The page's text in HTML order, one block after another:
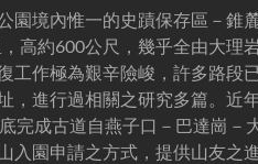
園境內惟一的史蹟保存區－錐
高約600公尺，幾乎全由大理
工作極為艱辛險峻，許多路段
，進行過相關之研究多篇。近
完成古道自燕子口－巴達崗－
入園申請之方式，提供山友之